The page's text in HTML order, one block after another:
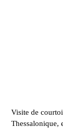
Visite de
Thessalonique,